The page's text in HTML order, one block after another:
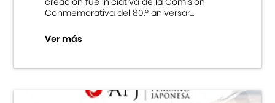
Conmemorativa del 80.º aniversar...
Ver más